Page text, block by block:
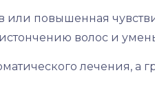
повышенная
волос и
лечения, а